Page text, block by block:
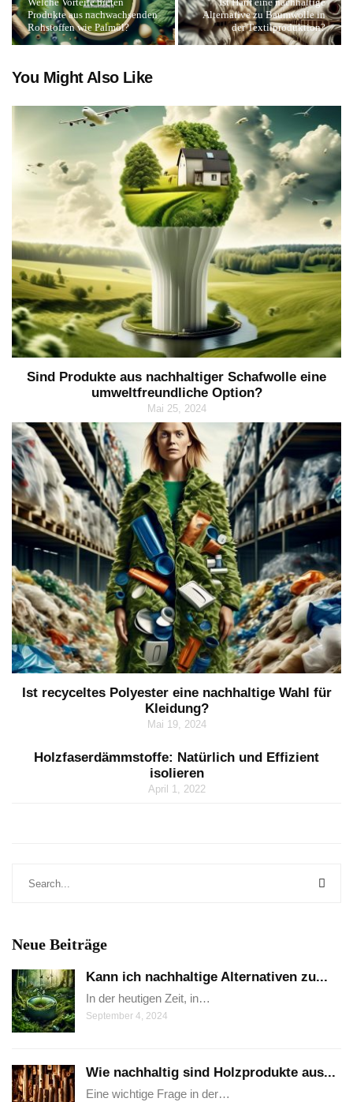
Produkte aus nachwachsenden
Rohstoffen wie Palmöl?
Alternative zu Baumwolle in
der Textilproduktion?
You Might Also Like
Sind Produkte aus nachhaltiger Schafwolle eine
umweltfreundliche Option?
Mai 25, 2024
Ist recyceltes Polyester eine nachhaltige Wahl für
Kleidung?
Mai 19, 2024
Holzfaserdämmstoffe: Natürlich und Effizient
isolieren
April 1, 2022
Neue Beiträge
Kann ich nachhaltige Alternativen zu...
In der heutigen Zeit, in…
September 4, 2024
Wie nachhaltig sind Holzprodukte aus...
Eine wichtige Frage in der…